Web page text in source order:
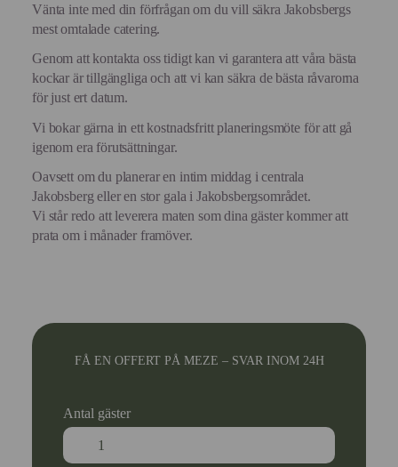
Vänta inte med din förfrågan om du vill säkra Jakobsbergs
mest omtalade catering.
Genom att kontakta oss tidigt kan vi garantera att våra bästa
kockar är tillgängliga och att vi kan säkra de bästa råvarorna
för just ert datum.
Vi bokar gärna in ett kostnadsfritt planeringsmöte för att gå
igenom era förutsättningar.
Oavsett om du planerar en intim middag i centrala
Jakobsberg eller en stor gala i Jakobsbergsområdet.
Vi står redo att leverera maten som dina gäster kommer att
prata om i månader framöver.
FÅ EN OFFERT PÅ MEZE – SVAR INOM 24H
Antal gäster